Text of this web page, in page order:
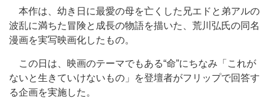
本作は、幼き日に最愛の母を亡くした兄エドと弟アルの
波乱に満ちた冒険と成長の物語を描いた、荒川弘氏の同名
漫画を実写映画化したもの。
この日は、映画のテーマでもある“命”にちなみ「これが
ないと生きていけないもの」を登壇者がフリップで回答す
る企画を実施した。